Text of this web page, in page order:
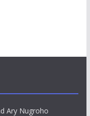
Ary Nugroho